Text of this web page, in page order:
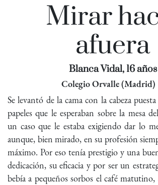
Mirar
afuera
Blanca Vidal, 16 años
Colegio Orvalle (Madrid)
Se levantó de la cama con la cabeza
papeles que le esperaban sobre la mesa
un caso que le estaba exigiendo dar lo
aunque, bien mirado, en su profesión
máximo. Por eso tenía prestigio y una
dedicación, su eficacia y por ser un
bebía a pequeños sorbos el café